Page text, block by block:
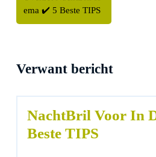
ema ✔️ 5 Beste TIPS
Verwant bericht
NachtBril Voor In
Beste TIPS